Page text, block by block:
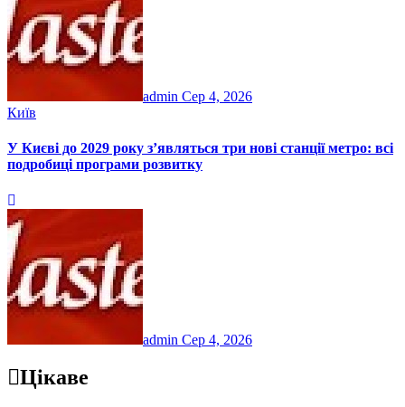
admin Сер 4, 2026
Київ
У Києві до 2029 року з’являться три нові станції метро: всі
подробиці програми розвитку
admin Сер 4, 2026
Цікаве